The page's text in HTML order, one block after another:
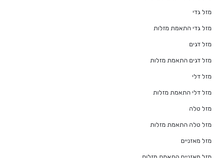
מזל גדי
מזל גדי התאמת מזלות
מזל דגים
מזל דגים התאמת מזלות
מזל דלי
מזל דלי התאמת מזלות
מזל טלה
מזל טלה התאמת מזלות
מזל מאזניים